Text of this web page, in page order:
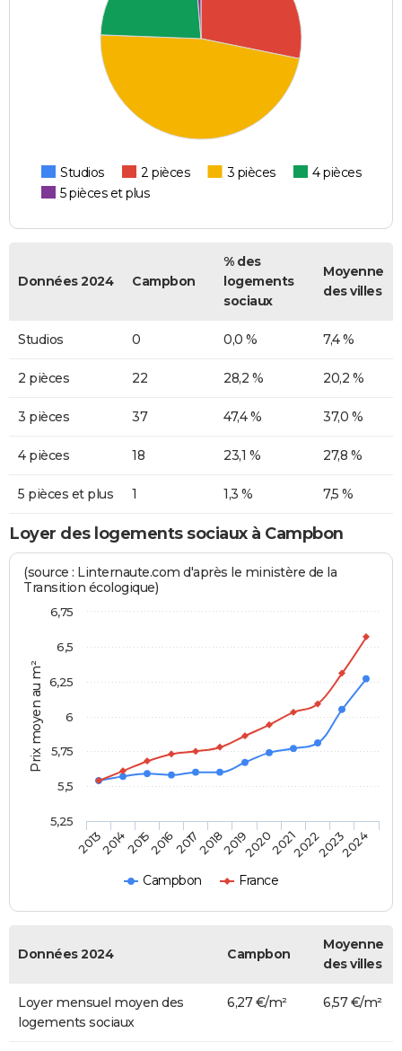
Studios 2 pièces 3 pièces
4 pièces
5 pièces et plus
Données 2024 Campbon
% des
logements
sociaux
Moyenne
des villes
Studios 0 0,0 % 7,4 %
2 pièces 22 28,2 % 20,2 %
3 pièces 37 47,4 % 37,0 %
4 pièces 18 23,1 % 27,8 %
5 pièces et plus 1 1,3 % 7,5 %
Loyer des logements sociaux à Campbon
Prix moyen au m²
(source : Linternaute.com d'après le ministère de la
Transition écologique)
Campbon France
201320142015201620172018201920202021202220232024
5,25
5,5
5,75
6
6,25
6,5
6,75
Données 2024 Campbon
Moyenne
des villes
Loyer mensuel moyen des
logements sociaux
6,27 €/m² 6,57 €/m²